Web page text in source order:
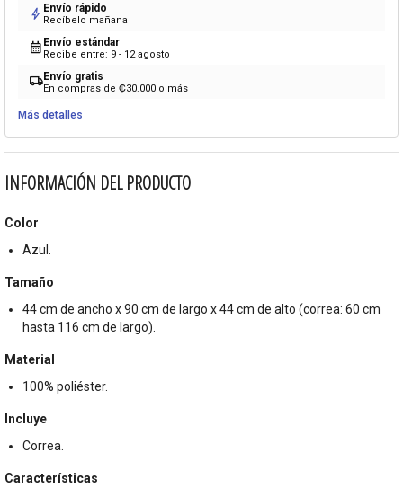
bolt Envío rápido
Recíbelo mañana
calendar_month Envío estándar
Recibe entre: 9 - 12 agosto
local_shippingEnvío gratis
En compras de ₡30.000 o más
Más detalles
INFORMACIÓN DEL PRODUCTO
Color
Azul.
Tamaño
44 cm de ancho x 90 cm de largo x 44 cm de alto (correa: 60 cm
hasta 116 cm de largo).
Material
100% poliéster.
Incluye
Correa.
Características